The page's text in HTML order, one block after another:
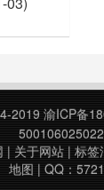
用云存
显示搜索菜
百度、淘
书……
2019渝ICP备
| 关于网站| 标签
地图 | QQ：